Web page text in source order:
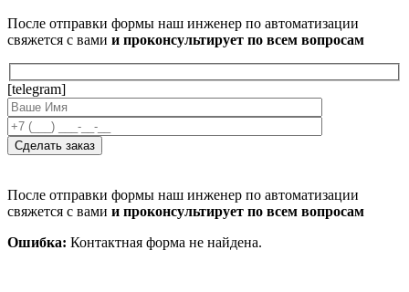
После отправки формы наш инженер по автоматизации
свяжется с вами и проконсультирует по всем вопросам
[telegram]
После отправки формы наш инженер по автоматизации
свяжется с вами и проконсультирует по всем вопросам
Ошибка: Контактная форма не найдена.